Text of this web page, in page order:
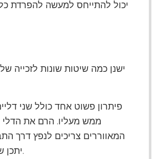
ישנן כמה שיטות שונות לזכייה
פיתרון פשוט אחד כולל שני
ממש מעליו. הרם את הדלי
המאווררים צריכים לנפץ דרך
יתכן שתצטרך לחזור על תהליך זה כמה פעמים כדי להיפטר מכל המוץ.